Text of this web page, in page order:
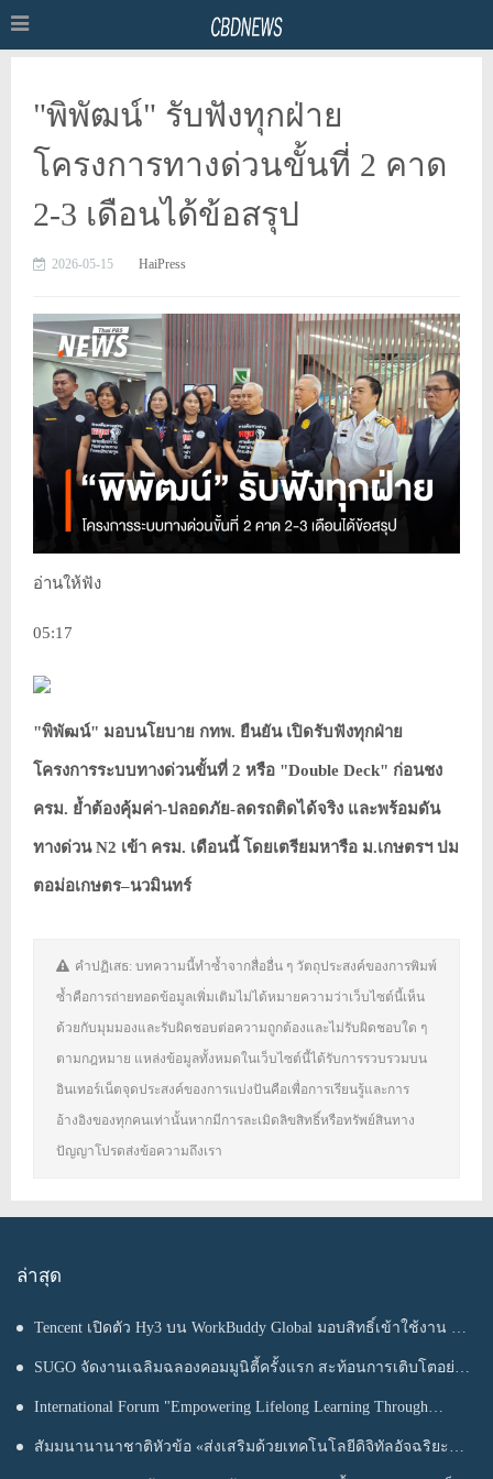
"พิพัฒน์" รับฟังทุกฝ่าย
โครงการทางด่วนขั้นที่ 2 คาด
2-3 เดือนได้ข้อสรุป
2026-05-15 HaiPress
อ่านให้ฟัง
05:17
"พิพัฒน์" มอบนโยบาย กทพ. ยืนยัน เปิดรับฟังทุกฝ่าย
โครงการระบบทางด่วนขั้นที่ 2 หรือ "Double Deck" ก่อนชง
ครม. ย้ำต้องคุ้มค่า-ปลอดภัย-ลดรถติดได้จริง และพร้อมดัน
ทางด่วน N2 เข้า ครม. เดือนนี้ โดยเตรียมหารือ ม.เกษตรฯ ปม
ตอม่อเกษตร–นวมินทร์
คำปฏิเสธ: บทความนี้ทำซ้ำจากสื่ออื่น ๆ วัตถุประสงค์ของการพิมพ์
ซ้ำคือการถ่ายทอดข้อมูลเพิ่มเติมไม่ได้หมายความว่าเว็บไซต์นี้เห็น
ด้วยกับมุมมองและรับผิดชอบต่อความถูกต้องและไม่รับผิดชอบใด ๆ
ตามกฎหมาย แหล่งข้อมูลทั้งหมดในเว็บไซต์นี้ได้รับการรวบรวมบน
อินเทอร์เน็ตจุดประสงค์ของการแบ่งปันคือเพื่อการเรียนรู้และการ
อ้างอิงของทุกคนเท่านั้นหากมีการละเมิดลิขสิทธิ์หรือทรัพย์สินทาง
ปัญญาโปรดส่งข้อความถึงเรา
ล่าสุด
Tencent เปิดตัว Hy3 บน WorkBuddy Global มอบสิทธิ์เข้าใช้งาน AI
Agentic Workspace ฟรีตลอดเดือนสิงหาคม
SUGO จัดงานเฉลิมฉลองคอมมูนิตี้ครั้งแรก สะท้อนการเติบโตอย่าง
ต่อเนื่องในประเทศไทย
International Forum "Empowering Lifelong Learning Through
Digital Intelligence – Building a New Ecosystem for Human Lifelong
สัมมนานานาชาติหัวข้อ «ส่งเสริมด้วยเทคโนโลยีดิจิทัลอัจฉริยะ